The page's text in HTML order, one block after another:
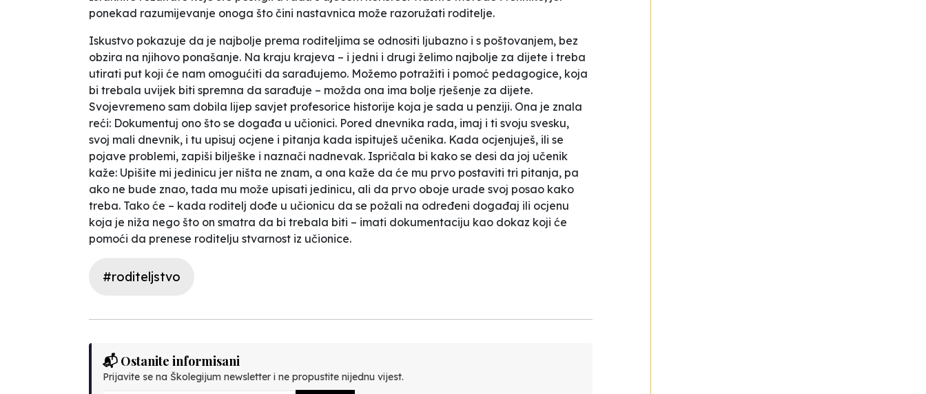
ponekad razumijevanje onoga što čini nastavnica može razoružati roditelje.
Iskustvo pokazuje da je najbolje prema roditeljima se odnositi ljubazno i s poštovanjem, bez
obzira na njihovo ponašanje. Na kraju krajeva – i jedni i drugi želimo najbolje za dijete i treba
utirati put koji će nam omogućiti da sarađujemo. Možemo potražiti i pomoć pedagogice, koja
bi trebala uvijek biti spremna da sarađuje – možda ona ima bolje rješenje za dijete.
Svojevremeno sam dobila lijep savjet profesorice historije koja je sada u penziji. Ona je znala
reći: Dokumentuj ono što se događa u učionici. Pored dnevnika rada, imaj i ti svoju svesku,
svoj mali dnevnik, i tu upisuj ocjene i pitanja kada ispituješ učenika. Kada ocjenjuješ, ili se
pojave problemi, zapiši bilješke i naznači nadnevak. Ispričala bi kako se desi da joj učenik
kaže: Upišite mi jedinicu jer ništa ne znam, a ona kaže da će mu prvo postaviti tri pitanja, pa
ako ne bude znao, tada mu može upisati jedinicu, ali da prvo oboje urade svoj posao kako
treba. Tako će – kada roditelj dođe u učionicu da se požali na određeni događaj ili ocjenu
koja je niža nego što on smatra da bi trebala biti – imati dokumentaciju kao dokaz koji će
pomoći da prenese roditelju stvarnost iz učionice.
#roditeljstvo
📬 Ostanite informisani
Prijavite se na Školegijum newsletter i ne propustite nijednu vijest.